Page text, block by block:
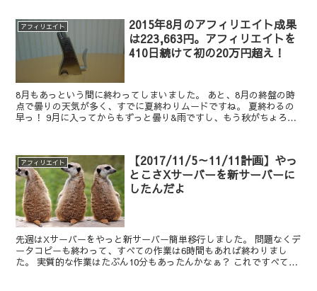
アフィリエイト
2015年8月のアフィリエイト成果
は223,663円。アフィリエイトを
410日続けて初の20万円超え！
8月もあっという間に終わってしまいました。 あと、8月の終盤の時
点で曇りの天気が多く、すでに夏終わりムードですね。 夏終わるの
早っ！ 9月に入ってからもずっと曇り&雨ですし、もう秋がちょろっ
アフィリエイト
【2017/11/5～11/11計画】やっ
とこさXサーバーを新サーバーに
したんだよ
先週はXサーバーをやっと新サーバー簡単移行しました。 問題なくデ
ータコピーも終わって、すべての作業は6時間もあれば終わりまし
た。 実質的な作業はたぶん10分もあったんかなぁ？ これですべての